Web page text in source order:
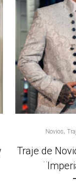
Novios,
Traje de